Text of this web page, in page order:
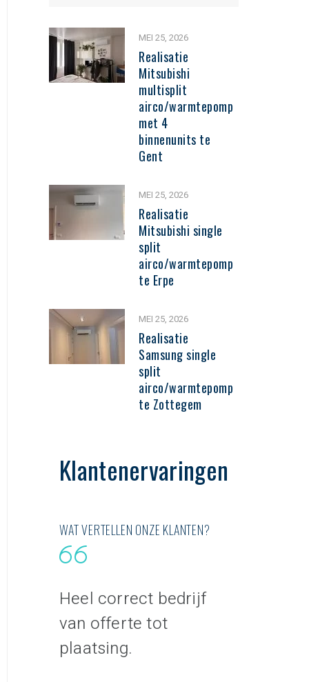
MEI 25, 2026
Realisatie
Mitsubishi
multisplit
airco/warmtepomp
met 4
binnenunits te
Gent
MEI 25, 2026
Realisatie
Mitsubishi single
split
airco/warmtepomp
te Erpe
MEI 25, 2026
Realisatie
Samsung single
split
airco/warmtepomp
te Zottegem
Klantenervaringen
WAT VERTELLEN ONZE KLANTEN?
tot
Heel correct bedrijf
van offerte tot
plaatsing.